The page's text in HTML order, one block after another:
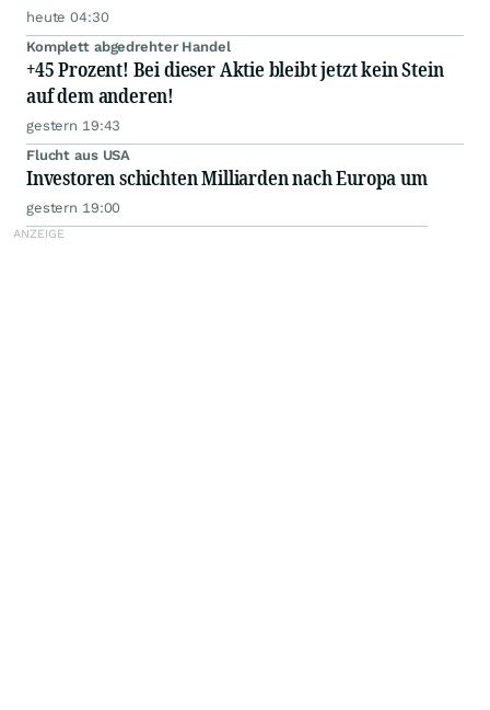
heute 04:30
Komplett abgedrehter Handel
+45 Prozent! Bei dieser Aktie bleibt jetzt kein Stein
auf dem anderen!
gestern 19:43
Flucht aus USA
Investoren schichten Milliarden nach Europa um
gestern 19:00